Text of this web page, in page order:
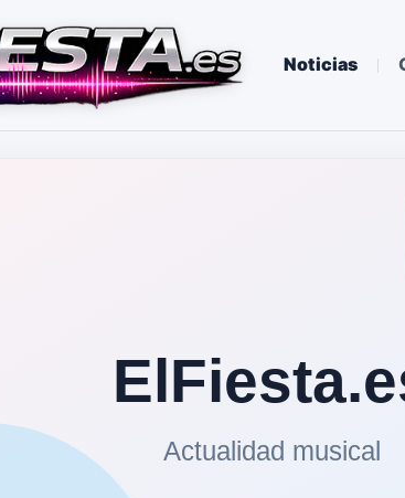
Noticias